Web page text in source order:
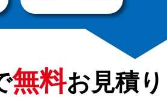
無料お見積り